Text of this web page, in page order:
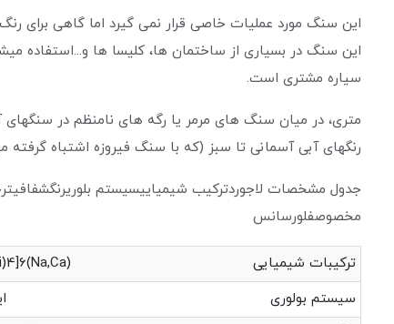
این سنگ مورد عملیات خاصی قرار نمی گیرد اما گاهی برای
این سنگ در بسیاری از ساختمان ها، کلیسا ها و...استفاده
سیاره مشتری است.
متری، در میان سنگ های مرمر یا رگه های نامنظم در
رنگهای آبی آسمانی تا سبز (که با سنگ فیروزه اشتباه گرفته
جدول مشخصات لاجوردترکیب شیمیاییسیستم
مخصوصفلورسانس
ترکیبات شیمیایی (Na,Ca)8[(SiO4,S,Cl)2I(AlSi)4]6
سیستم بولوری